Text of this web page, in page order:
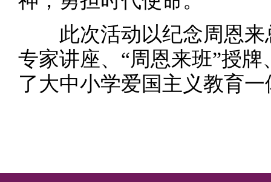
此次活动以纪念周恩来
专家讲座、“周恩来班”授
了大中小学爱国主义教育